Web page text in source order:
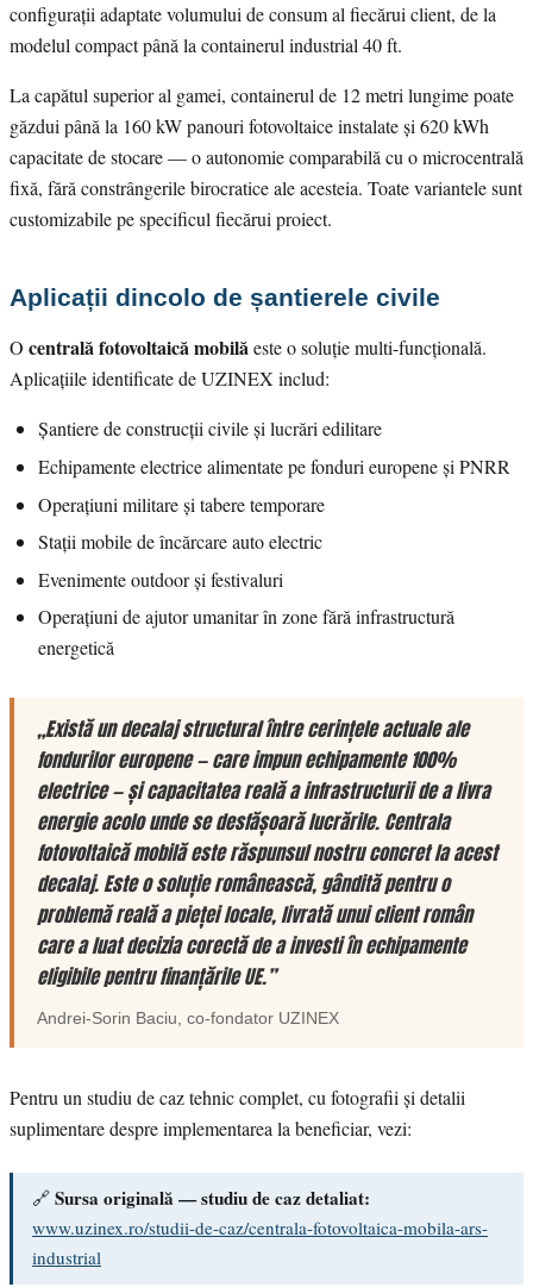
configurații adaptate volumului de consum al fiecărui client, de la
modelul compact până la containerul industrial 40 ft.
La capătul superior al gamei, containerul de 12 metri lungime poate
găzdui până la 160 kW panouri fotovoltaice instalate și 620 kWh
capacitate de stocare — o autonomie comparabilă cu o microcentrală
fixă, fără constrângerile birocratice ale acesteia. Toate variantele sunt
customizabile pe specificul fiecărui proiect.
Aplicații dincolo de șantierele civile
O centrală fotovoltaică mobilăeste o soluție multi-funcțională.
Aplicațiile identificate de UZINEX includ:
Șantiere de construcții civile și lucrări edilitare
Echipamente electrice alimentate pe fonduri europene și PNRR
Operațiuni militare și tabere temporare
Stații mobile de încărcare auto electric
Evenimente outdoor și festivaluri
Operațiuni de ajutor umanitar în zone fără infrastructură
energetică
„Există un decalaj structural între cerințele actuale ale
fondurilor europene — care impun echipamente 100%
electrice — și capacitatea reală a infrastructurii de a livra
energie acolo unde se desfășoară lucrările. Centrala
fotovoltaică mobilă este răspunsul nostru concret la acest
decalaj. Este o soluție românească, gândită pentru o
problemă reală a pieței locale, livrată unui client român
care a luat decizia corectă de a investi în echipamente
eligibile pentru finanțările UE.”
Andrei-Sorin Baciu , co-fondator UZINEX
Pentru un studiu de caz tehnic complet, cu fotografii și detalii
suplimentare despre implementarea la beneficiar, vezi:
🔗 Sursa originală — studiu de caz detaliat:
www.uzinex.ro/studii-de-caz/centrala-fotovoltaica-mobila-ars-
industrial